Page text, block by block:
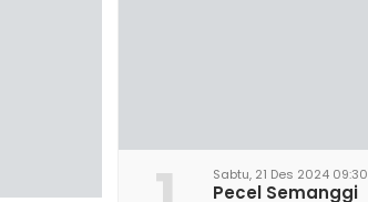
Sabtu, 21 Des 2024
Pecel Semanggi